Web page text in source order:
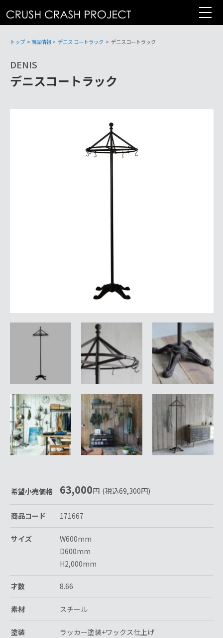
テ
トップ > 商品情報> デニス コートラック > デニスコートラック
DENIS
デニスコートラック
希望小売価格 63,000円 (税込69,300円)
商品コード 171667
サイズ
W600mm
D600mm
H2,000mm
才数 8.66
素材 スチール
塗装 ラッカー塗装+ワックス仕上げ